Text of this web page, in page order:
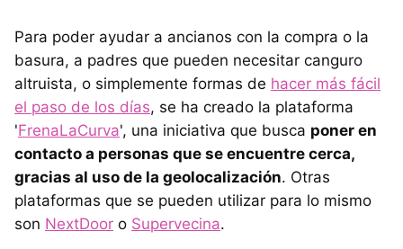
Para poder ayudar a ancianos con la compra o la
basura, a padres que pueden necesitar canguro
altruista, o simplemente formas de hacer más fácil
el paso de los días, se ha creado la plataforma
'FrenaLaCurva', una iniciativa que busca poner en
contacto a personas que se encuentre cerca,
gracias al uso de la geolocalización. Otras
plataformas que se pueden utilizar para lo mismo
son NextDoor o Supervecina.